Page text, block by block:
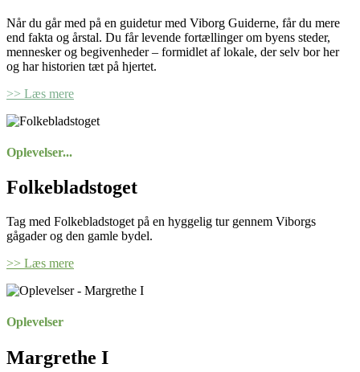
Når du går med på en guidetur med Viborg Guiderne, får du mere
end fakta og årstal. Du får levende fortællinger om byens steder,
mennesker og begivenheder – formidlet af lokale, der selv bor her
og har historien tæt på hjertet.
>> Læs mere
Oplevelser...
Folkebladstoget
Tag med Folkebladstoget på en hyggelig tur gennem Viborgs
gågader og den gamle bydel.
>> Læs mere
Oplevelser
Margrethe I